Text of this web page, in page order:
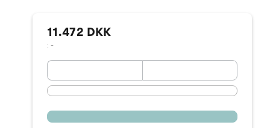
11.472 DKK
: -